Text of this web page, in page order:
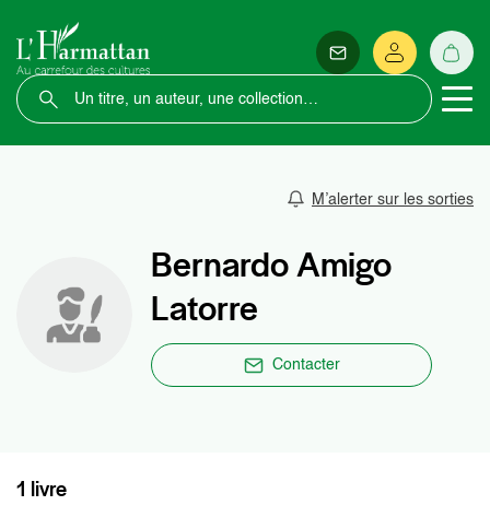
M’alerter sur les sorties
Bernardo Amigo
Latorre
Contacter
1 livre